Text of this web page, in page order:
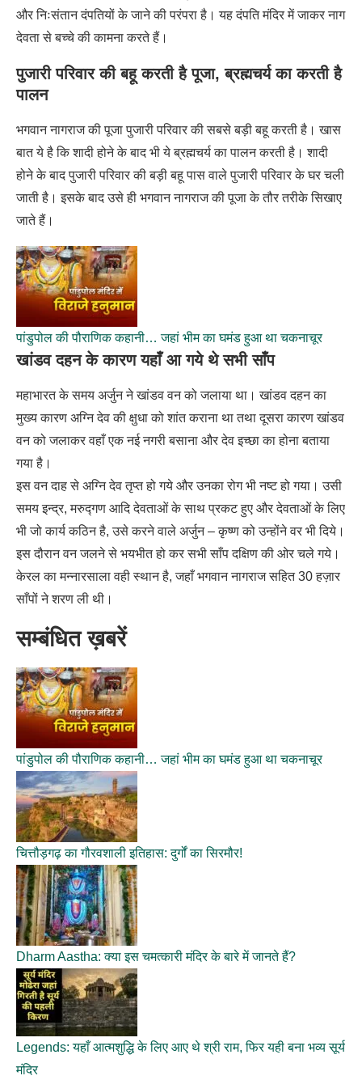
और निःसंतान दंपतियों के जाने की परंपरा है। यह दंपति मंदिर में जाकर नाग
देवता से बच्चे की कामना करते हैं।
पुजारी परिवार की बहू करती है पूजा, ब्रह्मचर्य का करती है
पालन
भगवान नागराज की पूजा पुजारी परिवार की सबसे बड़ी बहू करती है। खास
बात ये है कि शादी होने के बाद भी ये ब्रह्मचर्य का पालन करती है। शादी
होने के बाद पुजारी परिवार की बड़ी बहू पास वाले पुजारी परिवार के घर चली
जाती है। इसके बाद उसे ही भगवान नागराज की पूजा के तौर तरीके सिखाए
जाते हैं।
पांडुपोल की पौराणिक कहानी… जहां भीम का घमंड हुआ था चकनाचूर
खांडव दहन के कारण यहाँ आ गये थे सभी साँप
महाभारत के समय अर्जुन ने खांडव वन को जलाया था। खांडव दहन का
मुख्य कारण अग्नि देव की क्षुधा को शांत कराना था तथा दूसरा कारण खांडव
वन को जलाकर वहाँ एक नई नगरी बसाना और देव इच्छा का होना बताया
गया है।
इस वन दाह से अग्नि देव तृप्त हो गये और उनका रोग भी नष्ट हो गया। उसी
समय इन्द्र, मरुद्गण आदि देवताओं के साथ प्रकट हुए और देवताओं के लिए
भी जो कार्य कठिन है, उसे करने वाले अर्जुन – कृष्ण को उन्होंने वर भी दिये।
इस दौरान वन जलने से भयभीत हो कर सभी साँप दक्षिण की ओर चले गये।
केरल का मन्नारसाला वही स्थान है, जहाँ भगवान नागराज सहित 30 हज़ार
साँपों ने शरण ली थी।
सम्बंधित ख़बरें
पांडुपोल की पौराणिक कहानी… जहां भीम का घमंड हुआ था चकनाचूर
चित्तौड़गढ़ का गौरवशाली इतिहास: दुर्गों का सिरमौर!
Dharm Aastha: क्या इस चमत्कारी मंदिर के बारे में जानते हैं?
Legends: यहाँ आत्मशुद्धि के लिए आए थे श्री राम, फिर यही बना भव्य सूर्य
मंदिर